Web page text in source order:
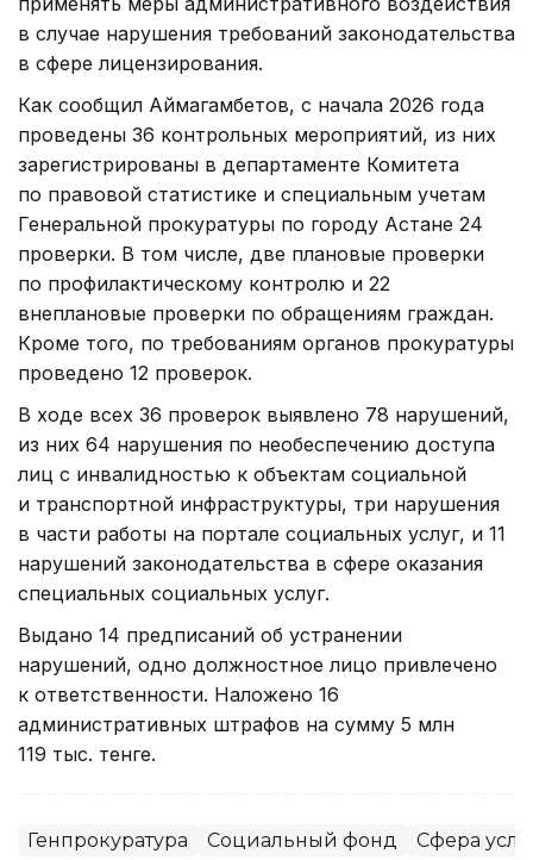
в случае нарушения требований законодательства
в сфере лицензирования.
Как сообщил Аймагамбетов, с начала 2026 года
проведены 36 контрольных мероприятий, из них
зарегистрированы в департаменте Комитета
по правовой статистике и специальным учетам
Генеральной прокуратуры по городу Астане 24
проверки. В том числе, две плановые проверки
по профилактическому контролю и 22
внеплановые проверки по обращениям граждан.
Кроме того, по требованиям органов прокуратуры
проведено 12 проверок.
В ходе всех 36 проверок выявлено 78 нарушений,
из них 64 нарушения по необеспечению доступа
лиц с инвалидностью к объектам социальной
и транспортной инфраструктуры, три нарушения
в части работы на портале социальных услуг, и 11
нарушений законодательства в сфере оказания
специальных социальных услуг.
Выдано 14 предписаний об устранении
нарушений, одно должностное лицо привлечено
к ответственности. Наложено 16
административных штрафов на сумму 5 млн
119 тыс. тенге.
Генпрокуратура Социальный фонд Сфера